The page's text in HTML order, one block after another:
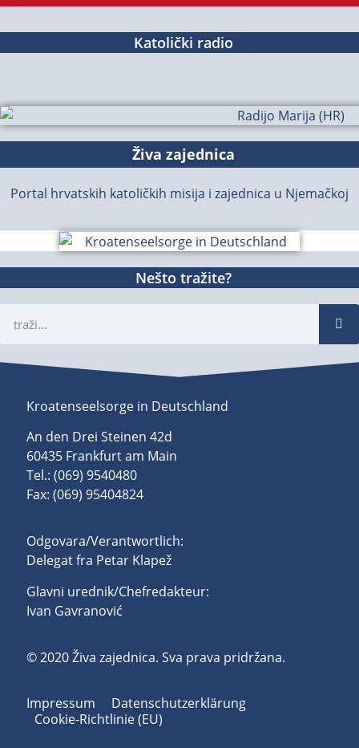
Katolički radio
Živa zajednica
Portal hrvatskih katoličkih misija i zajednica u Njemačkoj
Nešto tražite?
Kroatenseelsorge in Deutschland
An den Drei Steinen 42d
60435 Frankfurt am Main
Tel.: (069) 9540480
Fax: (069) 95404824
Odgovara/Verantwortlich:
Delegat fra Petar Klapež
Glavni urednik/Chefredakteur:
Ivan Gavranović
© 2020 Živa zajednica. Sva prava pridržana.
Impressum
Datenschutzerklärung
Cookie-Richtlinie (EU)